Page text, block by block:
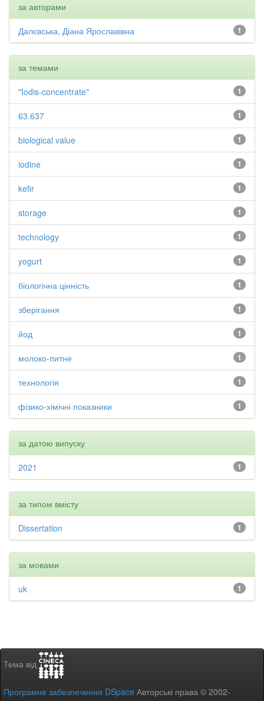
за авторами
1
Далєвська, Діана Ярославівна
за темами
1
"Iodis-concentrate"
1
63.637
1
biological value
1
iodine
1
kefir
1
storage
1
technology
1
yogurt
1
біологічна цінність
1
зберігання
1
йод
1
молоко-питне
1
технологія
1
фізико-хімічні показники
за датою випуску
1
2021
за типом вмісту
1
Dissertation
за мовами
1
uk
Тема від
Програмне забезпечення DSpace Авторські права © 2002-